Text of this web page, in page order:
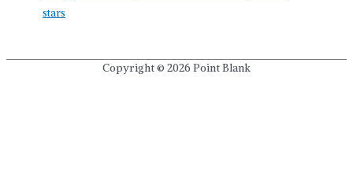
stars
Copyright © 2026 Point Blank